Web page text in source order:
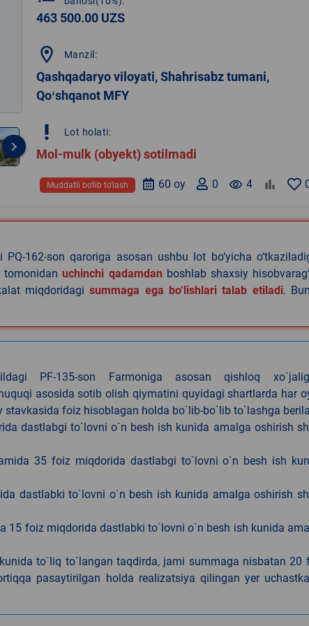
keyboard_arrow_right
463 500.00 UZS
location_on Manzil:
Qashqadaryo viloyati, Shahrisabz tumani,
Qoʻshqanot MFY
priority_high Lot holati:
Mol-mulk (obyekt) sotilmadi
remove_red_eye 4
0
60 oy
Muddatli bo‘lib to‘lash
162-son qaroriga asosan ushbu lot bo‘yicha
tomonidanuchinchi qadamdan boshlab shaxsiy
miqdoridagisummaga ega bo‘lishlari talab etiladi.
PF-135-son Farmoniga asosan qishloq
asosida sotib olish qiymatini quyidagi shartlarda har
foiz hisoblagan holda bo`lib-bo`lib to`lashga
dastlabgi to`lovni o`n besh ish kunida amalga oshirish
35 foiz miqdorida dastlabgi to`lovni o`n besh ish
dastlabki to`lovni o`n besh ish kunida amalga oshirish
15 foiz miqdorida dastlabki to`lovni o`n besh ish kunida
to`liq to`langan taqdirda, jami summaga nisbatan 20
pasaytirilgan holda realizatsiya qilingan yer